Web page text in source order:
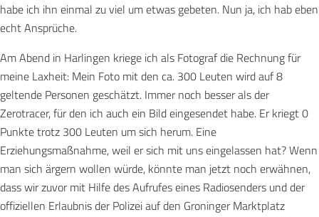
habe ich ihn einmal zu viel um etwas gebeten. Nun ja, ich hab eben
echt Ansprüche.
Am Abend in Harlingen kriege ich als Fotograf die Rechnung für
meine Laxheit: Mein Foto mit den ca. 300 Leuten wird auf 8
geltende Personen geschätzt. Immer noch besser als der
Zerotracer, für den ich auch ein Bild eingesendet habe. Er kriegt 0
Punkte trotz 300 Leuten um sich herum. Eine
Erziehungsmaßnahme, weil er sich mit uns eingelassen hat? Wenn
man sich ärgern wollen würde, könnte man jetzt noch erwähnen,
dass wir zuvor mit Hilfe des Aufrufes eines Radiosenders und der
offiziellen Erlaubnis der Polizei auf den Groninger Marktplatz